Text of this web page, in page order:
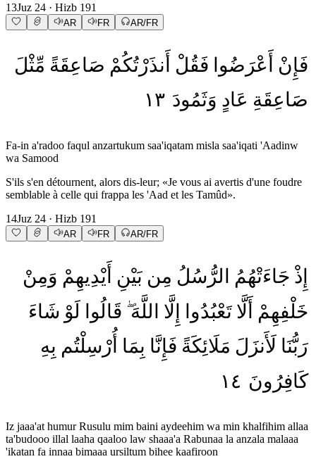
13Juz 24 · Hizb 191
AR FR AR/FR
فَإِنْ أَعْرَضُوا فَقُلْ أَنذَرْتُكُمْ صَاعِقَةً مِّثْلَ
صَاعِقَةِ عَادٍ وَثَمُودَ ١٣
Fa-in a'radoo faqul anzartukum saa'iqatam misla saa'iqati 'Aadinw
wa Samood
S'ils s'en détournent, alors dis-leur; «Je vous ai avertis d'une foudre
semblable à celle qui frappa les 'Aad et les Tamûd».
14Juz 24 · Hizb 191
AR FR AR/FR
إِذْ جَاءَتْهُمُ الرُّسُلُ مِن بَيْنِ أَيْدِيهِمْ وَمِنْ
خَلْفِهِمْ
أَلَّا تَعْبُدُوا إِلَّا اللَّهَ قَالُوا لَوْ شَاءَ
رَبُّنَا لَأَنزَلَ مَلَائِكَةً فَإِنَّا بِمَا أُرْسِلْتُم بِهِ
كَافِرُونَ ١٤
Iz jaaa'at humur Rusulu mim baini aydeehim wa min khalfihim allaa
ta'budooo illal laaha qaaloo law shaaa'a Rabunaa la anzala malaaa
'ikatan fa innaa bimaaa ursiltum bihee kaafiroon